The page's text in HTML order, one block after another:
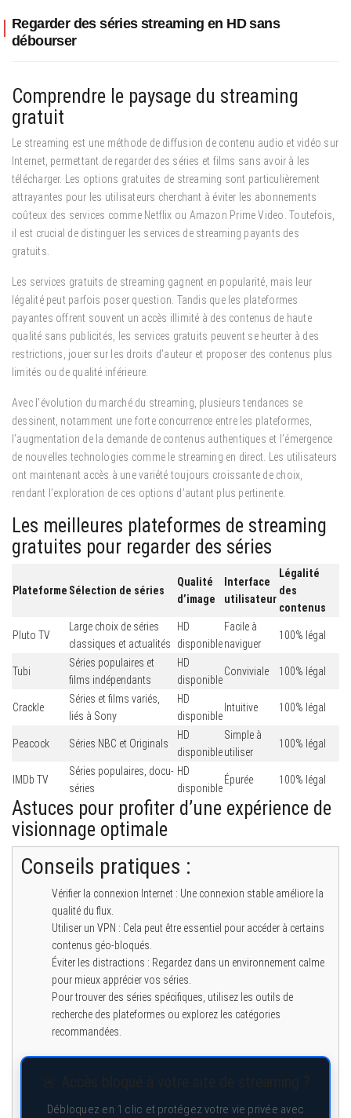
Regarder des séries streaming en HD sans
débourser
Comprendre le paysage du streaming
gratuit
Le streaming est une méthode de diffusion de contenu audio et vidéo sur
Internet, permettant de regarder des séries et films sans avoir à les
télécharger. Les options gratuites de streaming sont particulièrement
attrayantes pour les utilisateurs cherchant à éviter les abonnements
coûteux des services comme Netflix ou Amazon Prime Video. Toutefois,
il est crucial de distinguer les services de streaming payants des
gratuits.
Les services gratuits de streaming gagnent en popularité, mais leur
légalité peut parfois poser question. Tandis que les plateformes
payantes offrent souvent un accès illimité à des contenus de haute
qualité sans publicités, les services gratuits peuvent se heurter à des
restrictions, jouer sur les droits d’auteur et proposer des contenus plus
limités ou de qualité inférieure.
Avec l’évolution du marché du streaming, plusieurs tendances se
dessinent, notamment une forte concurrence entre les plateformes,
l’augmentation de la demande de contenus authentiques et l’émergence
de nouvelles technologies comme le streaming en direct. Les utilisateurs
ont maintenant accès à une variété toujours croissante de choix,
rendant l’exploration de ces options d’autant plus pertinente.
Les meilleures plateformes de streaming
gratuites pour regarder des séries
Plateforme Sélection de séries
Qualité
d’image
Interface
utilisateur
Légalité
des
contenus
Pluto TV
Large choix de séries
classiques et actualités
HD
disponible
Facile à
naviguer
100% légal
Tubi
Séries populaires et
films indépendants
HD
disponible
Conviviale 100% légal
Crackle
Séries et films variés,
liés à Sony
HD
disponible
Intuitive 100% légal
Peacock Séries NBC et Originals
HD
disponible
Simple à
utiliser
100% légal
IMDb TV
Séries populaires, docu-
séries
HD
disponible
Épurée 100% légal
Astuces pour profiter d’une expérience de
visionnage optimale
Conseils pratiques :
Vérifier la connexion Internet : Une connexion stable améliore la
qualité du flux.
Utiliser un VPN : Cela peut être essentiel pour accéder à certains
contenus géo-bloqués.
Éviter les distractions : Regardez dans un environnement calme
pour mieux apprécier vos séries.
Pour trouver des séries spécifiques, utilisez les outils de
recherche des plateformes ou explorez les catégories
recommandées.
Débloquez en 1 clic et protégez votre vie privée avec